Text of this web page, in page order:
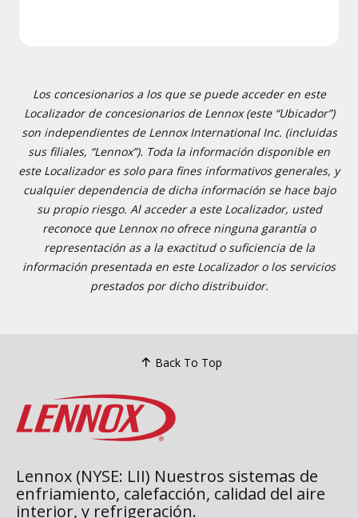
Los concesionarios a los que se puede acceder en este
Localizador de concesionarios de Lennox (este “Ubicador”)
son independientes de Lennox International Inc. (incluidas
sus filiales, “Lennox”). Toda la información disponible en
este Localizador es solo para fines informativos generales, y
cualquier dependencia de dicha información se hace bajo
su propio riesgo. Al acceder a este Localizador, usted
reconoce que Lennox no ofrece ninguna garantía o
representación as a la exactitud o suficiencia de la
información presentada en este Localizador o los servicios
prestados por dicho distribuidor.
Back To Top
Lennox (NYSE: LII) Nuestros sistemas de
enfriamiento, calefacción, calidad del aire
interior, y refrigeración.